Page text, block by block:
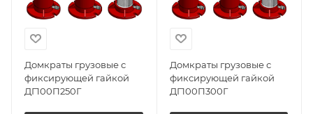
Домкраты грузовые с
фиксирующей гайкой
ДГ100П250Г
Домкраты грузовые с
фиксирующей гайкой
ДГ100П300Г